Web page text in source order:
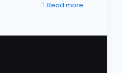
Read more